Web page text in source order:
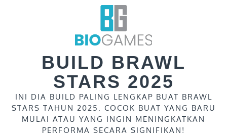
BUILD BRAWL
STARS 2025
INI DIA BUILD PALING LENGKAP BUAT BRAWL
STARS TAHUN 2025. COCOK BUAT YANG BARU
MULAI ATAU YANG INGIN MENINGKATKAN
PERFORMA SECARA SIGNIFIKAN!